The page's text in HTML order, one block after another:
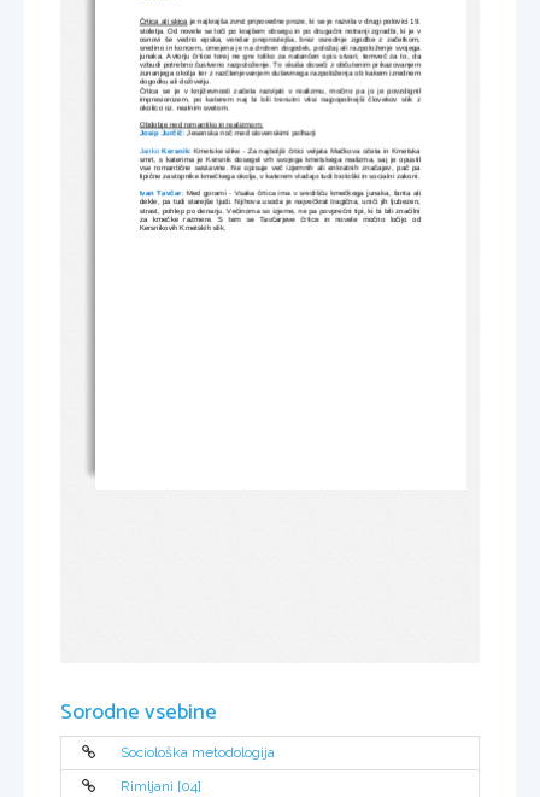
Črtica ali skica je najkrajša zvrst pripovedne proze, ki se je razvila v drugi polovici 19.
stoletja. Od novele se loči po krajšem obsegu in po drugačni notranji zgradbi, ki je v
osnovi še vedno epska, vendar preprostejša, brez osrednje zgodbe z začetkom,
sredino in koncem, omejena je na droben dogodek, položaj ali razpoloženje svojega
junaka. Avtorju črtice torej ne gre toliko za natančen opis stvari, temveč za to, da
vzbudi potrebno čustveno razpoloženje. To skuša doseči z občutenim prikazovanjem
zunanjega okolja ter z razčlenjevanjem duševnega razpoloženja ob kakem izrednem
dogodku ali doživetju.
Črtica se je v književnosti začela razvijati v realizmu, močno pa jo je povzdignil
impresionizem, po katerem naj bi bili trenutni vtisi najpopolnejši človekov stik z
okolico oz. realnim svetom.
Obdobje ned romantiko in realizmom:
Josip Jurčič: Jesenska noč med slovenskimi polharji
Janko Kersnik: Kmetske slike - Za najboljši črtici veljata Mačkova očeta in Kmetska
smrt, s katerima je Kersnik dosegel vrh svojega kmetskega realizma, saj je opustil
vse romantične sestavine. Ne opisuje več izjemnih ali enkratnih značajev, pač pa
tipične zastopnike kmečkega okolja, v katerem vladajo tudi biološki in socialni zakoni.
Ivan Tavčar: Med gorami - Vsaka črtica ima v središču kmečkega junaka, fanta ali
dekle, pa tudi starejše ljudi. Njihova usoda je največkrat tragična, uniči jih ljubezen,
strast, pohlep po denarju. Večinoma so izjeme, ne pa povprečni tipi, ki bi bili značilni
za   kmečke   razmere.   S   tem   se   Tavčarjeve   črtice   in   novele   močno   ločijo   od
Kersnikovih Kmetskih slik.
Sorodne vsebine
Sociološka metodologija
Rimljani [04]